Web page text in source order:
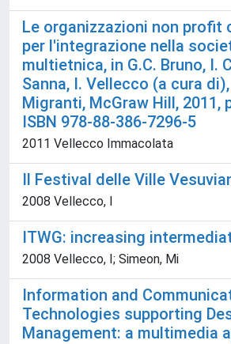
Le organizzazioni non profit
per l'integrazione nella
multietnica, in G.C. Bruno, I.
Sanna, I. Vellecco (a cura
Migranti, McGraw Hill, 2011,
ISBN 978-88-386-7296-5
2011 Vellecco Immacolata
Il Festival delle Ville
2008 Vellecco, I
ITWG: increasing
2008 Vellecco, I; Simeon, Mi
Information and
Technologies supporting
Management: a multimedia